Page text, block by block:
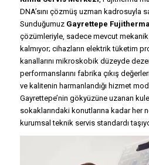
DNA’sını çözmüş uzman kadrosuyla
Sunduğumuz Gayrettepe
çözümleriyle, sadece mevcut mekanik
kalmıyor; cihazların elektrik tüketim
kanallarını mikroskobik düzeyde
performanslarını fabrika çıkış
ve kalitenin harmanlandığı hizmet
Gayrettepe’nin gökyüzüne uzanan
sokaklarındaki konutlarına kadar her
kurumsal teknik servis standardı